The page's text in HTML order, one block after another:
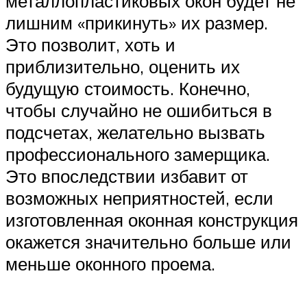
лишним «прикинуть» их размер.
Это позволит, хоть и
приблизительно, оценить их
будущую стоимость. Конечно,
чтобы случайно не ошибиться в
подсчетах, желательно вызвать
профессионального замерщика.
Это впоследствии избавит от
возможных неприятностей, если
изготовленная оконная конструкция
окажется значительно больше или
меньше оконного проема.